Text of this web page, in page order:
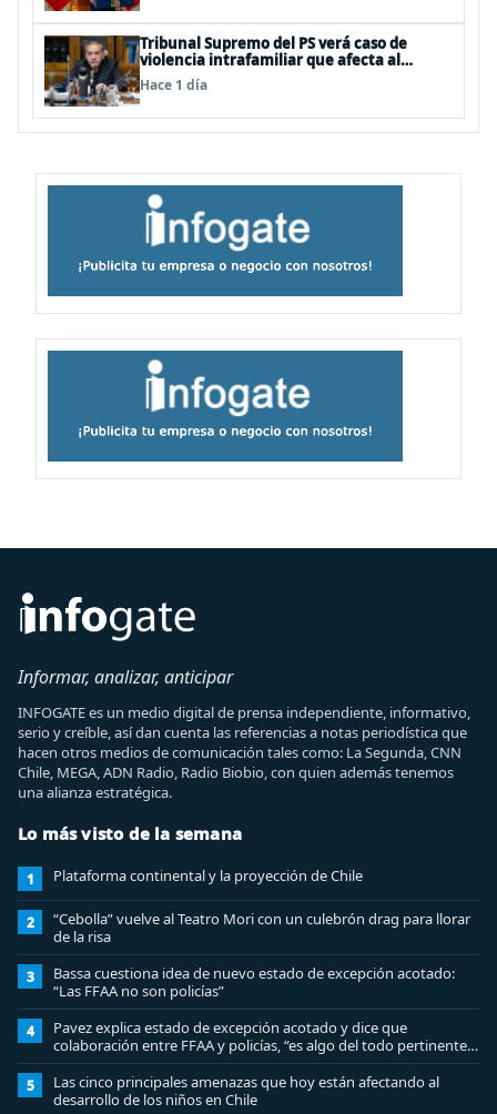
Tribunal Supremo del PS verá caso de
violencia intrafamiliar que afecta al
senador Fidel Espinoza
Hace 1 día
Informar, analizar, anticipar
INFOGATE es un medio digital de prensa independiente, informativo,
serio y creíble, así dan cuenta las referencias a notas periodística que
hacen otros medios de comunicación tales como: La Segunda, CNN
Chile, MEGA, ADN Radio, Radio Biobio, con quien además tenemos
una alianza estratégica.
Lo más visto de la semana
1 Plataforma continental y la proyección de Chile
2
“Cebolla” vuelve al Teatro Mori con un culebrón drag para llorar
de la risa
3
Bassa cuestiona idea de nuevo estado de excepción acotado:
“Las FFAA no son policías”
4
Pavez explica estado de excepción acotado y dice que
colaboración entre FFAA y policías, “es algo del todo pertinente
analizar”
5
Las cinco principales amenazas que hoy están afectando al
desarrollo de los niños en Chile